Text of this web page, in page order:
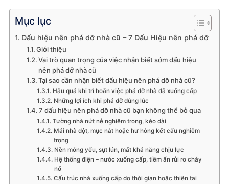
Mục lục
Dấu hiệu nên phá dỡ nhà cũ – 7 Dấu Hiệu nên phá dỡ
Giới thiệu
Vai trò quan trọng của việc nhận biết sớm dấu hiệu
nên phá dỡ nhà cũ
Tại sao cần nhận biết dấu hiệu nên phá dỡ nhà cũ?
Hậu quả khi trì hoãn việc phá dỡ nhà đã xuống cấp
Những lợi ích khi phá dỡ đúng lúc
7 dấu hiệu nên phá dỡ nhà cũ bạn không thể bỏ qua
Tường nhà nứt nẻ nghiêm trọng, kéo dài
Mái nhà dột, mục nát hoặc hư hỏng kết cấu nghiêm
trọng
Nền móng yếu, sụt lún, mất khả năng chịu lực
Hệ thống điện – nước xuống cấp, tiềm ẩn rủi ro cháy
nổ
Cấu trúc nhà xuống cấp do thời gian hoặc thiên tai